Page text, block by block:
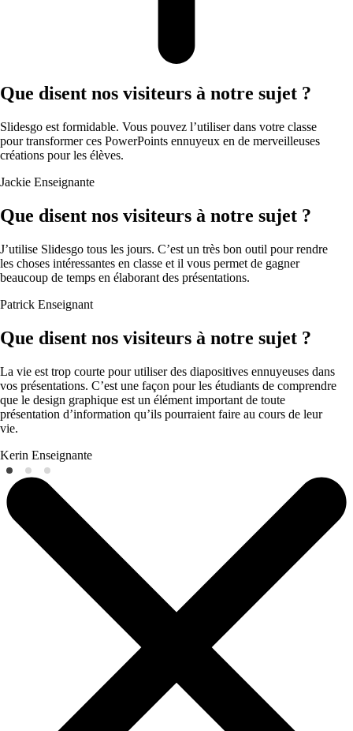
Que disent nos visiteurs à notre sujet ?
Slidesgo est formidable. Vous pouvez l’utiliser dans votre classe
pour transformer ces PowerPoints ennuyeux en de merveilleuses
créations pour les élèves.
Jackie Enseignante
Que disent nos visiteurs à notre sujet ?
J’utilise Slidesgo tous les jours. C’est un très bon outil pour rendre
les choses intéressantes en classe et il vous permet de gagner
beaucoup de temps en élaborant des présentations.
Patrick Enseignant
Que disent nos visiteurs à notre sujet ?
La vie est trop courte pour utiliser des diapositives ennuyeuses dans
vos présentations. C’est une façon pour les étudiants de comprendre
que le design graphique est un élément important de toute
présentation d’information qu’ils pourraient faire au cours de leur
vie.
Kerin Enseignante